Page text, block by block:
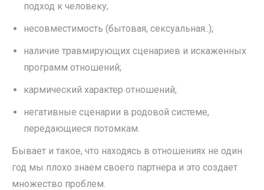
подход к человеку;
несовместимость (бытовая, сексуальная..);
наличие травмирующих сценариев и искаженных
программ отношений;
кармический характер отношений;
негативные сценарии в родовой системе,
передающиеся потомкам.
Бывает и такое, что находясь в отношениях не один
год мы плохо знаем своего партнера и это создает
множество проблем.